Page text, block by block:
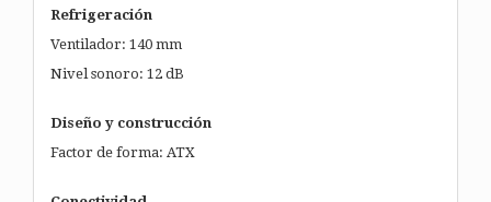
Refrigeración
Ventilador: 140 mm
Nivel sonoro: 12 dB
Diseño y construcción
Factor de forma: ATX